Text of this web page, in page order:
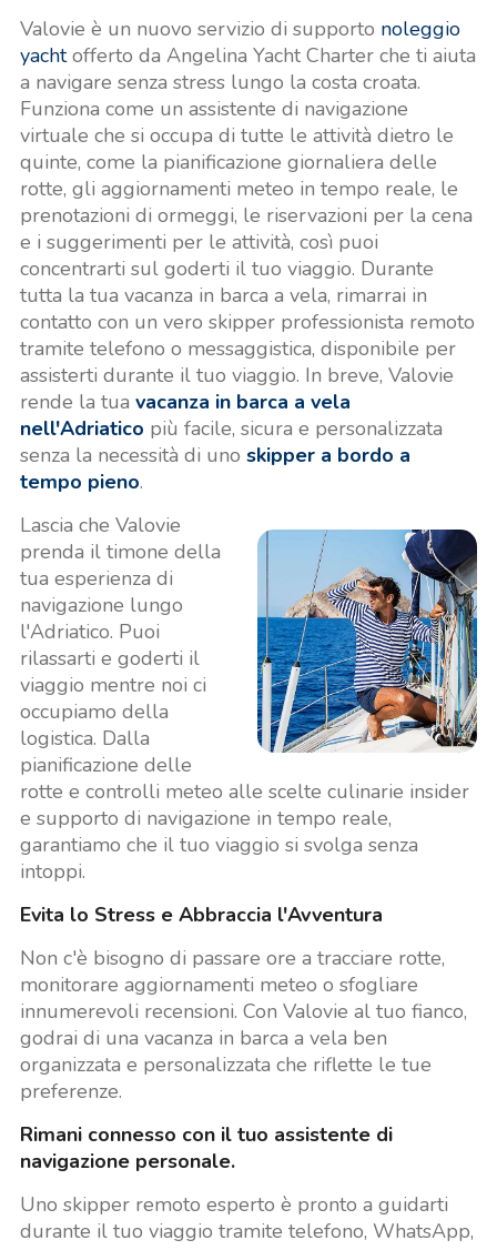
Valovie è un nuovo servizio di supporto noleggio
yachtofferto da Angelina Yacht Charter che ti aiuta
a navigare senza stress lungo la costa croata.
Funziona come un assistente di navigazione
virtuale che si occupa di tutte le attività dietro le
quinte, come la pianificazione giornaliera delle
rotte, gli aggiornamenti meteo in tempo reale, le
prenotazioni di ormeggi, le riservazioni per la cena
e i suggerimenti per le attività, così puoi
concentrarti sul goderti il tuo viaggio. Durante
tutta la tua vacanza in barca a vela, rimarrai in
contatto con un vero skipper professionista remoto
tramite telefono o messaggistica, disponibile per
assisterti durante il tuo viaggio. In breve, Valovie
rende la tua vacanza in barca a vela
nell'Adriatico più facile, sicura e personalizzata
senza la necessità di uno skipper a bordo a
tempo pieno.
Lascia che Valovie
prenda il timone della
tua esperienza di
navigazione lungo
l'Adriatico. Puoi
rilassarti e goderti il
viaggio mentre noi ci
occupiamo della
logistica. Dalla
pianificazione delle
rotte e controlli meteo alle scelte culinarie insider
e supporto di navigazione in tempo reale,
garantiamo che il tuo viaggio si svolga senza
intoppi.
Evita lo Stress e Abbraccia l'Avventura
Non c'è bisogno di passare ore a tracciare rotte,
monitorare aggiornamenti meteo o sfogliare
innumerevoli recensioni. Con Valovie al tuo fianco,
godrai di una vacanza in barca a vela ben
organizzata e personalizzata che riflette le tue
preferenze.
Rimani connesso con il tuo assistente di
navigazione personale.
Uno skipper remoto esperto è pronto a guidarti
durante il tuo viaggio tramite telefono, WhatsApp,